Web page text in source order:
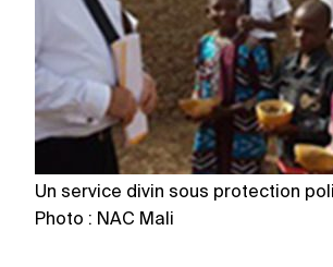
Un service divin sous protection
Photo : NAC Mali